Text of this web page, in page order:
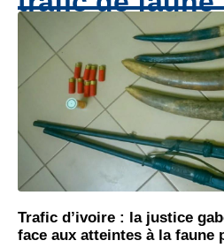
Trafic d’ivoire : la justice
face aux atteintes à la faune